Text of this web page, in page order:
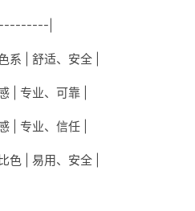
|
系 | 舒适、安全 |
| 专业、可靠 |
| 专业、信任 |
色 | 易用、安全 |